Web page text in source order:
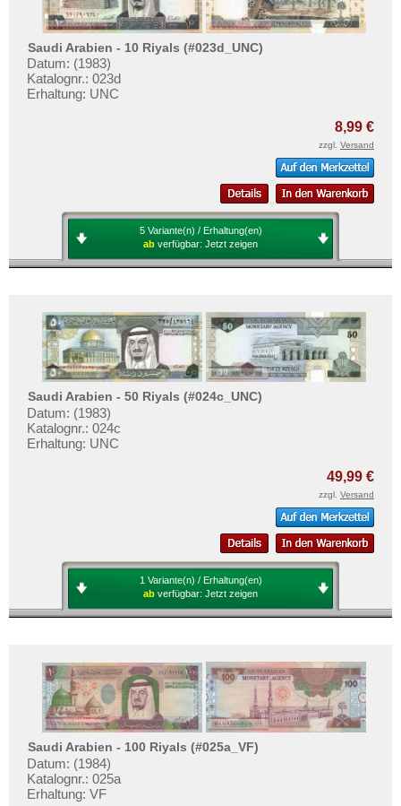
Saudi Arabien - 10 Riyals (#023d_UNC)
Datum: (1983)
Katalognr.: 023d
Erhaltung: UNC
8,99 €
zzgl. Versand
5 Variante(n) / Erhaltung(en)
ab verfügbar: Jetzt zeigen
Saudi Arabien - 50 Riyals (#024c_UNC)
Datum: (1983)
Katalognr.: 024c
Erhaltung: UNC
49,99 €
zzgl. Versand
1 Variante(n) / Erhaltung(en)
ab verfügbar: Jetzt zeigen
Saudi Arabien - 100 Riyals (#025a_VF)
Datum: (1984)
Katalognr.: 025a
Erhaltung: VF